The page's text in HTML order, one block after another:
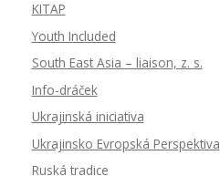
KITAP
Youth Included
South East Asia – liaison, z. s.
Info-dráček
Ukrajinská iniciativa
Ukrajinsko Evropská Perspektiva
Ruská tradice